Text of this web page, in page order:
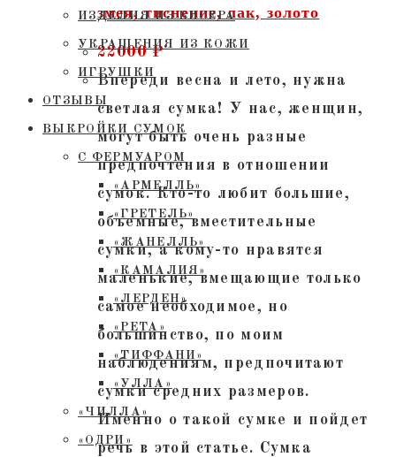
ИЗДЕЛИЯ ИЗ БИСЕРА
УКРАШЕНИЯ ИЗ КОЖИ
ИГРУШКИ
ОТЗЫВЫ
ВЫКРОЙКИ СУМОК
С ФЕРМУАРОМ
«АРМЕЛЛЬ»
«ГРЕТЕЛЬ»
«ЖАНЕЛЛЬ»
«КАМАЛИЯ»
«ЛЕРДЕН»
«РЕТА»
«ТИФФАНИ»
«УЛЛА»
«ЧИЛЛА»
«ОДРИ»
змея, тиснение, лак, золото
22000₽
Впереди весна и лето, нужна
светлая сумка! У нас, женщин,
могут быть очень разные
предпочтения в отношении
сумок. Кто-то любит большие,
объемные, вместительные
сумки, а кому-то нравятся
маленькие, вмещающие только
самое необходимое, но
большинство, по моим
наблюдениям, предпочитают
сумки средних размеров.
Именно о такой сумке и пойдет
речь в этой статье. Сумка